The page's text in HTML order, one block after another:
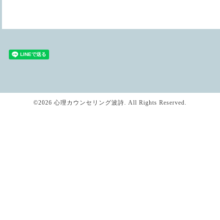
©2026 心理カウンセリング波詩 . All Rights Reserved.